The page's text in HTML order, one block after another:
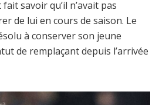
savoir qu’il n’avait pas
de lui en cours de saison. Le
à conserver son jeune
de remplaçant depuis l’arrivée